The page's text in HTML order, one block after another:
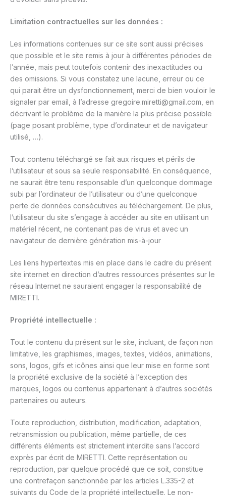
Limitation contractuelles sur les données :
Les informations contenues sur ce site sont aussi précises
que possible et le site remis à jour à différentes périodes de
l’année, mais peut toutefois contenir des inexactitudes ou
des omissions. Si vous constatez une lacune, erreur ou ce
qui parait être un dysfonctionnement, merci de bien vouloir le
signaler par email, à l’adresse gregoire.miretti@gmail.com, en
décrivant le problème de la manière la plus précise possible
(page posant problème, type d’ordinateur et de navigateur
utilisé, …).
Tout contenu téléchargé se fait aux risques et périls de
l’utilisateur et sous sa seule responsabilité. En conséquence,
ne saurait être tenu responsable d’un quelconque dommage
subi par l’ordinateur de l’utilisateur ou d’une quelconque
perte de données consécutives au téléchargement. De plus,
l’utilisateur du site s’engage à accéder au site en utilisant un
matériel récent, ne contenant pas de virus et avec un
navigateur de dernière génération mis-à-jour
Les liens hypertextes mis en place dans le cadre du présent
site internet en direction d’autres ressources présentes sur le
réseau Internet ne sauraient engager la responsabilité de
MIRETTI.
Propriété intellectuelle :
Tout le contenu du présent sur le site, incluant, de façon non
limitative, les graphismes, images, textes, vidéos, animations,
sons, logos, gifs et icônes ainsi que leur mise en forme sont
la propriété exclusive de la société à l’exception des
marques, logos ou contenus appartenant à d’autres sociétés
partenaires ou auteurs.
Toute reproduction, distribution, modification, adaptation,
retransmission ou publication, même partielle, de ces
différents éléments est strictement interdite sans l’accord
exprès par écrit de MIRETTI. Cette représentation ou
reproduction, par quelque procédé que ce soit, constitue
une contrefaçon sanctionnée par les articles L.335-2 et
suivants du Code de la propriété intellectuelle. Le non-